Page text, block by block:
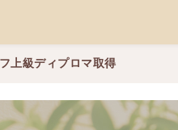
上級ディプロマ取得